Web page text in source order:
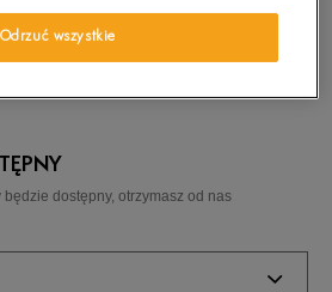
CUPSOLE HOOKSET CAMP
dostępny, otrzymasz od nas
Odrzuć wszystkie